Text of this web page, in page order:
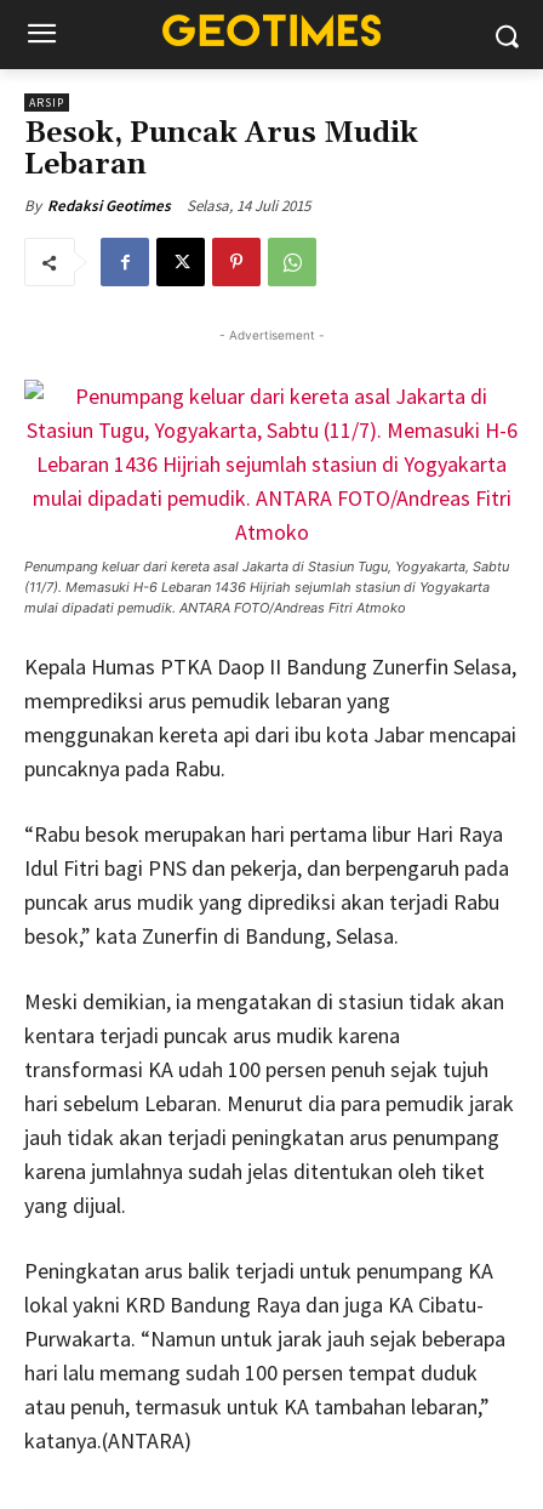
ARSIP
Besok, Puncak Arus Mudik
Lebaran
By Redaksi Geotimes Selasa, 14 Juli 2015
- Advertisement -
Penumpang keluar dari kereta asal Jakarta di Stasiun Tugu, Yogyakarta, Sabtu
(11/7). Memasuki H-6 Lebaran 1436 Hijriah sejumlah stasiun di Yogyakarta
mulai dipadati pemudik. ANTARA FOTO/Andreas Fitri Atmoko
Kepala Humas PTKA Daop II Bandung Zunerfin Selasa,
memprediksi arus pemudik lebaran yang
menggunakan kereta api dari ibu kota Jabar mencapai
puncaknya pada Rabu.
“Rabu besok merupakan hari pertama libur Hari Raya
Idul Fitri bagi PNS dan pekerja, dan berpengaruh pada
puncak arus mudik yang diprediksi akan terjadi Rabu
besok,” kata Zunerfin di Bandung, Selasa.
Meski demikian, ia mengatakan di stasiun tidak akan
kentara terjadi puncak arus mudik karena
transformasi KA udah 100 persen penuh sejak tujuh
hari sebelum Lebaran. Menurut dia para pemudik jarak
jauh tidak akan terjadi peningkatan arus penumpang
karena jumlahnya sudah jelas ditentukan oleh tiket
yang dijual.
Peningkatan arus balik terjadi untuk penumpang KA
lokal yakni KRD Bandung Raya dan juga KA Cibatu-
Purwakarta. “Namun untuk jarak jauh sejak beberapa
hari lalu memang sudah 100 persen tempat duduk
atau penuh, termasuk untuk KA tambahan lebaran,”
katanya.(ANTARA)